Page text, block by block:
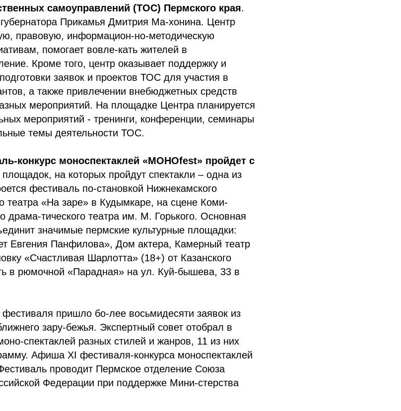
самоуправлений (ТОС) Пермского края.
Прикамья Дмитрия Ма-хонина. Центр
правовую, информацион-но-методическую
помогает вовле-кать жителей в
Кроме того, центр оказывает поддержку и
заявок и проектов ТОС для участия в
а также привлечении внебюджетных средств
мероприятий. На площадке Центра планируется
мероприятий - тренинги, конференции, семинары
темы деятельности ТОС.
конкурс моноспектаклей «МОНОfest» пройдет с
на которых пройдут спектакли – одна из
фестиваль по-становкой Нижнекамского
театра «На заре» в Кудымкаре, на сцене Коми-
драма-тического театра им. М. Горького. Основная
значимые пермские культурные площадки:
Евгения Панфилова», Дом актера, Камерный театр
«Счастливая Шарлотта» (18+) от Казанского
в рюмочной «Парадная» на ул. Куй-бышева, 33 в
фестиваля пришло бо-лее восьмидесяти заявок из
зару-бежья. Экспертный совет отобрал в
спектаклей разных стилей и жанров, 11 из них
Афиша XI фестиваля-конкурса моноспектаклей
проводит Пермское отделение Союза
Федерации при поддержке Мини-стерства